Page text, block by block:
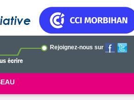
Rejoignez-nous sur